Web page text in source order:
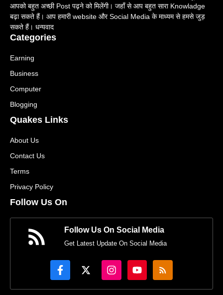
आपको बहुत अच्छी Post पढ़ने को मिलेंगी। जहाँ से आप बहुत सारा Knowladge
बढ़ा सकते हैं। आप हमारी website और Social Media के माध्यम से हमसे जुड़
सकते हैं। धन्यवाद
Categories
Earning
Business
Computer
Blogging
Quakes Links
About Us
Contact Us
Terms
Privacy Policy
Follow Us On
Follow Us On Social Media
Get Latest Update On Social Media